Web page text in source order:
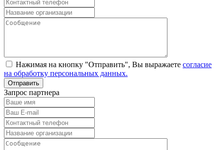
Нажимая на кнопку "Отправить", Вы выражаете согласие
на обработку персональных данных.
Запрос партнера